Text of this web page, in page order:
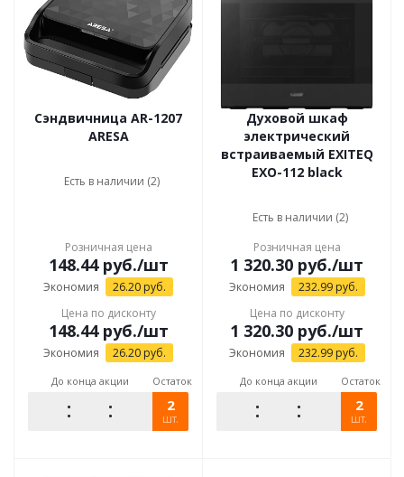
Сэндвичница AR-1207
ARESA
Есть в наличии (2)
Розничная цена
148.44руб./шт
Экономия 26.20 руб.
Цена по дисконту
148.44руб./шт
Экономия 26.20 руб.
До конца акции Остаток
2
шт.
Духовой шкаф
электрический
встраиваемый EXITEQ
EXO-112 black
Есть в наличии (2)
Розничная цена
1 320.30 руб./шт
Экономия 232.99руб.
Цена по дисконту
1 320.30 руб./шт
Экономия 232.99руб.
До конца акции Остаток
2
шт.